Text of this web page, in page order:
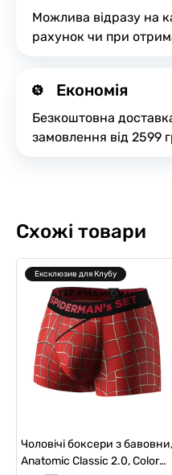
Можлива відразу на
рахунок чи при
Економія
Безкоштовна
замовлення від 2599
Схожі товари
Ексклюзив для Клубу
Чоловічі боксери з бавовни,
Anatomic Classic 2.0, Color